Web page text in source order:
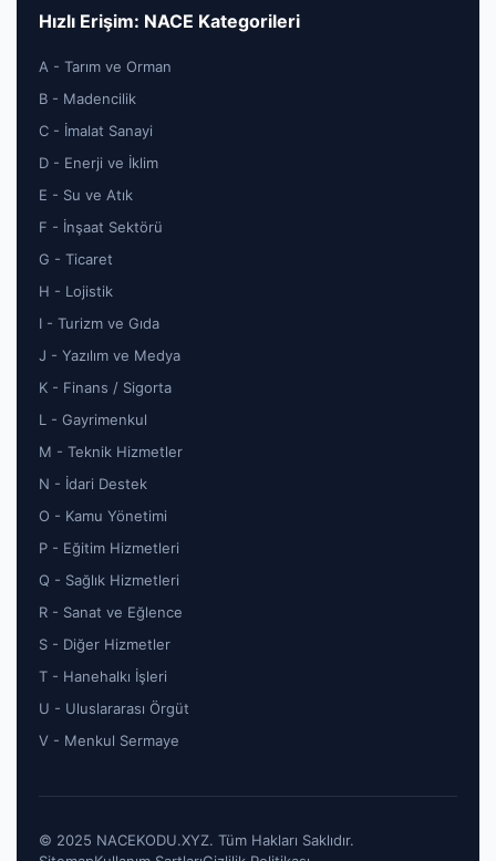
Hızlı Erişim: NACE Kategorileri
A - Tarım ve Orman
B - Madencilik
C - İmalat Sanayi
D - Enerji ve İklim
E - Su ve Atık
F - İnşaat Sektörü
G - Ticaret
H - Lojistik
I - Turizm ve Gıda
J - Yazılım ve Medya
K - Finans / Sigorta
L - Gayrimenkul
M - Teknik Hizmetler
N - İdari Destek
O - Kamu Yönetimi
P - Eğitim Hizmetleri
Q - Sağlık Hizmetleri
R - Sanat ve Eğlence
S - Diğer Hizmetler
T - Hanehalkı İşleri
U - Uluslararası Örgüt
V - Menkul Sermaye
© 2025 NACEKODU.XYZ. Tüm Hakları Saklıdır.